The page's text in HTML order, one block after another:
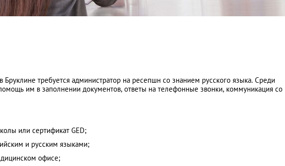
Бруклине требуется администратор на ресепшн со знанием русского языка. Среди
им в заполнении документов, ответы на телефонные звонки, коммуникация со
или сертификат GED;
и русским языками;
офисе;